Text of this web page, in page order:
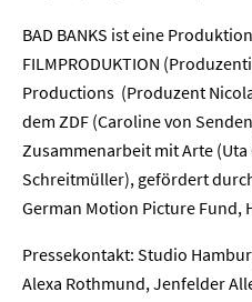
BAD BANKS ist eine
FILMPRODUKTION
Productions (Produzent
dem ZDF (Caroline von
Zusammenarbeit mit Arte (Uta
Schreitmüller), gefördert
German Motion Picture Fund,
Pressekontakt: Studio
Alexa Rothmund, Jenfelder